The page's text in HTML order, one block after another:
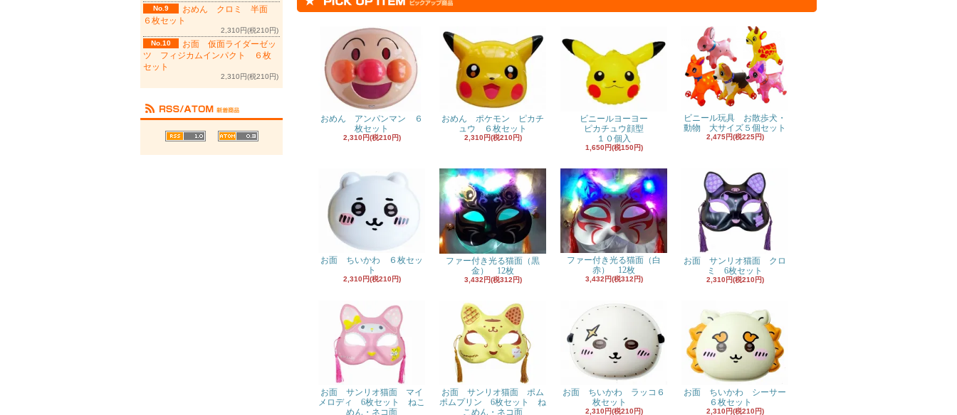
No.9
おめん クロミ 半面
６枚セット
2,310円(税210円)
No.10
お面 仮面ライダーゼッ
ツ フィジカムインパクト ６枚
セット
2,310円(税210円)
おめん アンパンマン ６
枚セット
2,310円(税210円)
おめん ポケモン ピカチ
ュウ ６枚セット
2,310円(税210円)
ビニールヨーヨー
ピカチュウ顔型
１０個入
1,650円(税150円)
ビニール玩具 お散歩犬・
動物 大サイズ５個セット
2,475円(税225円)
お面 ちいかわ ６枚セッ
ト
2,310円(税210円)
ファー付き光る猫面（黒
金） 12枚
3,432円(税312円)
ファー付き光る猫面（白
赤） 12枚
3,432円(税312円)
お面 サンリオ猫面 クロ
ミ 6枚セット
2,310円(税210円)
お面 サンリオ猫面 マイ
メロディ 6枚セット ねこ
めん・ネコ面
お面 サンリオ猫面 ポム
ポムプリン 6枚セット ね
こめん・ネコ面
お面 ちいかわ ラッコ６
枚セット
2,310円(税210円)
お面 ちいかわ シーサー
６枚セット
2,310円(税210円)